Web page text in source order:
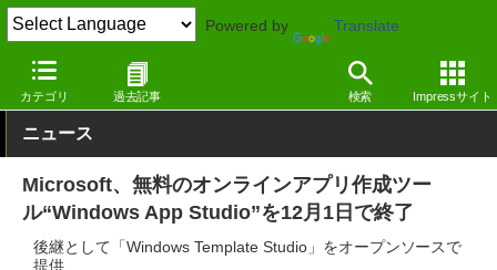
Powered by Translate
カテゴリ 過去記事 検索 Impressサイト
窓の杜 プログラミング Webサービス
ニュース
Microsoft、無料のオンラインアプリ作成ツー
ル“Windows App Studio”を12月1日で終了
後継として「Windows Template Studio」をオープンソースで
提供